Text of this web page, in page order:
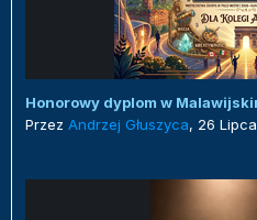
Przez Andrzej Głuszyca, 26 Lipca